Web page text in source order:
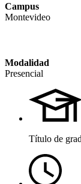
Campus
Montevideo
Modalidad
Presencial
Título de